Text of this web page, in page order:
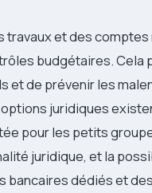
travaux et des
budgétaires. Cela
et de prévenir les
juridiques
pour les petits
juridique, et la
bancaires dédiés et